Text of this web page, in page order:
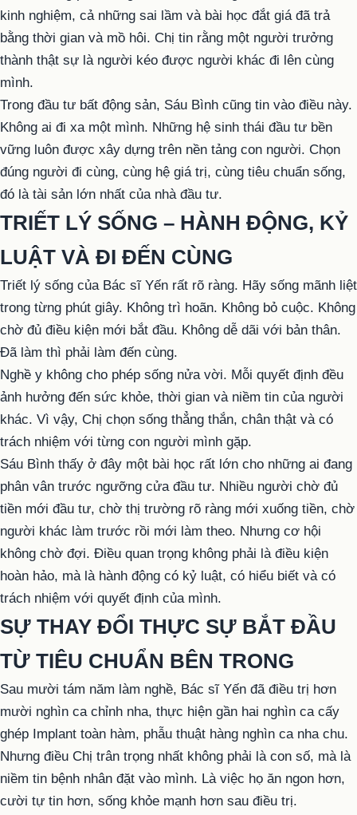
kinh nghiệm, cả những sai lầm và bài học đắt giá đã trả
bằng thời gian và mồ hôi. Chị tin rằng một người trưởng
thành thật sự là người kéo được người khác đi lên cùng
mình.
Trong đầu tư bất động sản, Sáu Bình cũng tin vào điều này.
Không ai đi xa một mình. Những hệ sinh thái đầu tư bền
vững luôn được xây dựng trên nền tảng con người. Chọn
đúng người đi cùng, cùng hệ giá trị, cùng tiêu chuẩn sống,
đó là tài sản lớn nhất của nhà đầu tư.
TRIẾT LÝ SỐNG – HÀNH ĐỘNG, KỶ
LUẬT VÀ ĐI ĐẾN CÙNG
Triết lý sống của Bác sĩ Yến rất rõ ràng. Hãy sống mãnh liệt
trong từng phút giây. Không trì hoãn. Không bỏ cuộc. Không
chờ đủ điều kiện mới bắt đầu. Không dễ dãi với bản thân.
Đã làm thì phải làm đến cùng.
Nghề y không cho phép sống nửa vời. Mỗi quyết định đều
ảnh hưởng đến sức khỏe, thời gian và niềm tin của người
khác. Vì vậy, Chị chọn sống thẳng thắn, chân thật và có
trách nhiệm với từng con người mình gặp.
Sáu Bình thấy ở đây một bài học rất lớn cho những ai đang
phân vân trước ngưỡng cửa đầu tư. Nhiều người chờ đủ
tiền mới đầu tư, chờ thị trường rõ ràng mới xuống tiền, chờ
người khác làm trước rồi mới làm theo. Nhưng cơ hội
không chờ đợi. Điều quan trọng không phải là điều kiện
hoàn hảo, mà là hành động có kỷ luật, có hiểu biết và có
trách nhiệm với quyết định của mình.
SỰ THAY ĐỔI THỰC SỰ BẮT ĐẦU
TỪ TIÊU CHUẨN BÊN TRONG
Sau mười tám năm làm nghề, Bác sĩ Yến đã điều trị hơn
mười nghìn ca chỉnh nha, thực hiện gần hai nghìn ca cấy
ghép Implant toàn hàm, phẫu thuật hàng nghìn ca nha chu.
Nhưng điều Chị trân trọng nhất không phải là con số, mà là
niềm tin bệnh nhân đặt vào mình. Là việc họ ăn ngon hơn,
cười tự tin hơn, sống khỏe mạnh hơn sau điều trị.